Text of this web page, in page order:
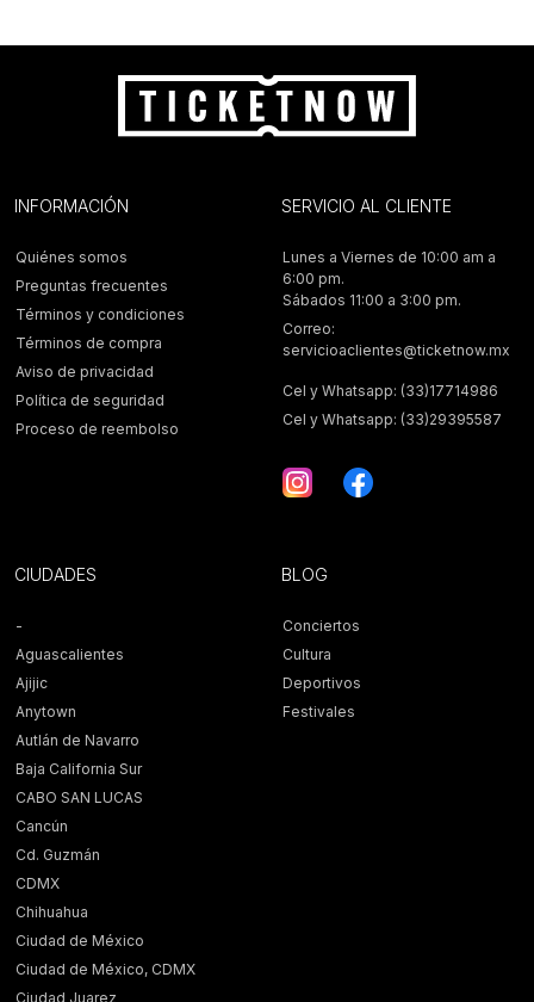
INFORMACIÓN
Quiénes somos
Preguntas frecuentes
Términos y condiciones
Términos de compra
Aviso de privacidad
Política de seguridad
Proceso de reembolso
SERVICIO AL CLIENTE
Lunes a Viernes de 10:00 am a
6:00 pm.
Sábados 11:00 a 3:00 pm.
Correo:
servicioaclientes@ticketnow.mx
Cel y Whatsapp: (33)17714986
Cel y Whatsapp: (33)29395587
CIUDADES
-
Aguascalientes
Ajijic
Anytown
Autlán de Navarro
Baja California Sur
CABO SAN LUCAS
Cancún
Cd. Guzmán
CDMX
Chihuahua
Ciudad de México
Ciudad de México, CDMX
Ciudad Juarez
BLOG
Conciertos
Cultura
Deportivos
Festivales